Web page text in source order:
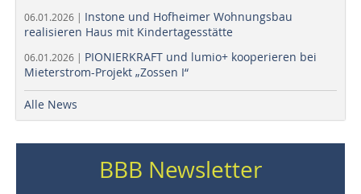
06.01.2026 | Instone und Hofheimer Wohnungsbau
realisieren Haus mit Kindertagesstätte
06.01.2026 | PIONIERKRAFT und lumio+ kooperieren bei
Mieterstrom-Projekt „Zossen I“
Alle News
BBB Newsletter